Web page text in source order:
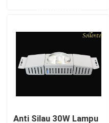
SMD LED modul
Kit Retrofit Lampu
Anti Silau 30W Lampu